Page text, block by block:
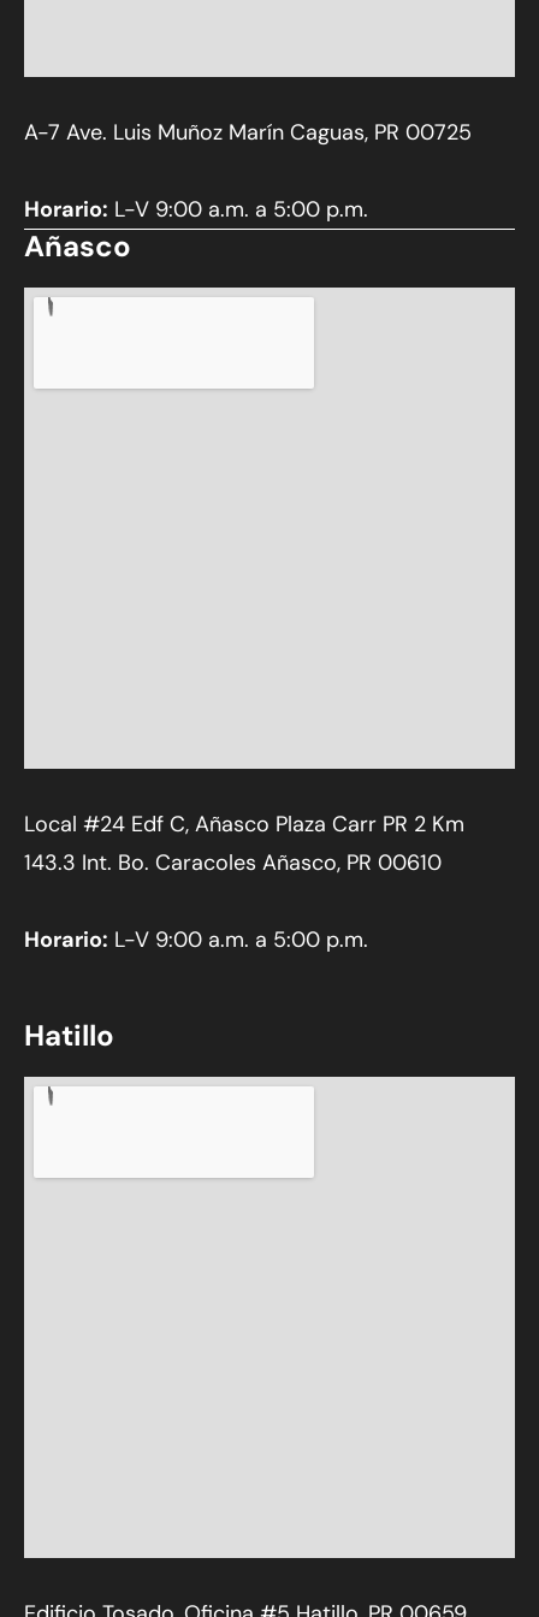
A-7 Ave. Luis Muñoz Marín Caguas, PR 00725
Horario: L-V 9:00 a.m. a 5:00 p.m.
Añasco
Local #24 Edf C, Añasco Plaza Carr PR 2 Km
143.3 Int. Bo. Caracoles Añasco, PR 00610
Horario: L-V 9:00 a.m. a 5:00 p.m.
Hatillo